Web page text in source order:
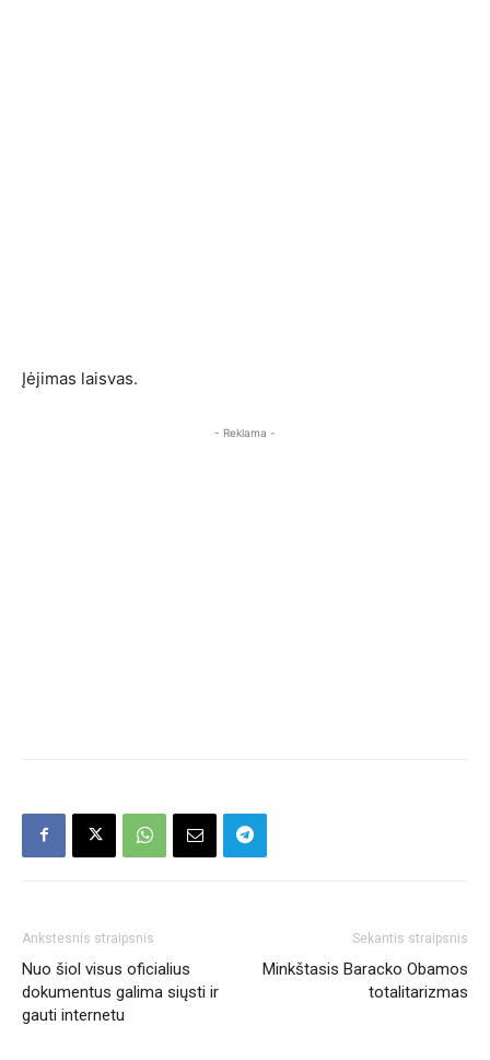
Įėjimas laisvas.
- Reklama -
Ankstesnis straipsnis
Nuo šiol visus oficialius
dokumentus galima siųsti ir
gauti internetu
Sekantis straipsnis
Minkštasis Baracko Obamos
totalitarizmas